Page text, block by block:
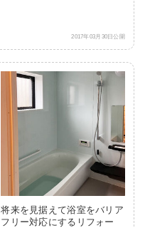
2017年03月30日公開
将来を見据えて浴室をバリア
フリー対応にするリフォー